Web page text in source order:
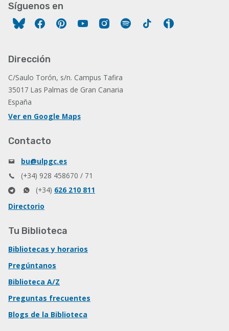
Síguenos en
FacebookPinterestYouTubeInstagram
Spotify Tiktok
Dirección
C/Saulo Torón, s/n. Campus Tafira
35017 Las Palmas de Gran Canaria
España
Ver en Google Maps
Contacto
bu@ulpgc.es
(+34) 928 458670 / 71
(+34) 626 210 811
Directorio
Tu Biblioteca
Bibliotecas y horarios
Pregúntanos
Biblioteca A/Z
Preguntas frecuentes
Blogs de la Biblioteca